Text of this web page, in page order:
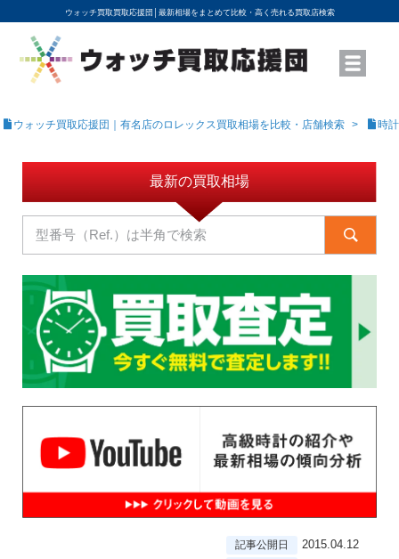
ウォッチ買取買取応援団│ 最新相場をまとめて比較・高く売れる買取店検索
YouTubeで動画を公開中
ROLEXモデル名から買取相場を調べる
高級時計ブランド名から買取相場を調べる
地域から買取店を探す
店舗名から買取店を探す
ブランド時計を高く売る方法
買取査定を依頼する
ウォッチ買取応援団｜有名店のロレックス買取相場を比較・店舗検索 時
最新の買取相場
記事公開日 2015.04.12